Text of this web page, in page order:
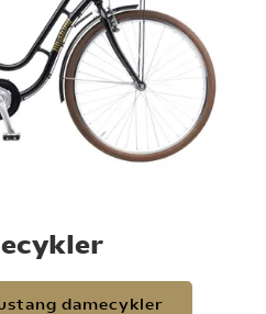
damecykler